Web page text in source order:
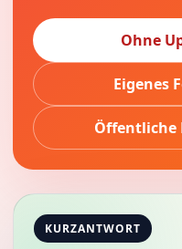
Ohne
Eigenes
Öffentliche
KURZANTWORT